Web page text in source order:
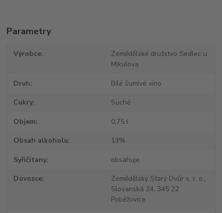
Parametry
Výrobce
Zemědělské družstvo Sedlec u
Mikulova
Druh Bílé šumivé víno
Cukry Suché
Objem 0,75 l
Obsah alkoholu 13%
Syřičitany obsahuje
Dovozce
Zemědělský Starý Dvůr s. r. o.,
Slovanská 24, 345 22
Poběžovice